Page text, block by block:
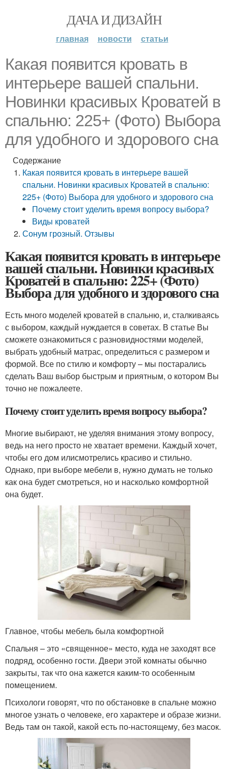
ДАЧА И ДИЗАЙН
главная новости статьи
Какая появится кровать в
интерьере вашей спальни.
Новинки красивых Кроватей в
спальню: 225+ (Фото) Выбора
для удобного и здорового сна
Содержание
Какая появится кровать в интерьере вашей
спальни. Новинки красивых Кроватей в спальню:
225+ (Фото) Выбора для удобного и здорового сна
Почему стоит уделить время вопросу выбора?
Виды кроватей
Сонум грозный. Отзывы
Какая появится кровать в интерьере
вашей спальни. Новинки красивых
Кроватей в спальню: 225+ (Фото)
Выбора для удобного и здорового сна
Есть много моделей кроватей в спальню, и, сталкиваясь
с выбором, каждый нуждается в советах. В статье Вы
сможете ознакомиться с разновидностями моделей,
выбрать удобный матрас, определиться с размером и
формой. Все по стилю и комфорту – мы постарались
сделать Ваш выбор быстрым и приятным, о котором Вы
точно не пожалеете.
Почему стоит уделить время вопросу выбора?
Многие выбирают, не уделяя внимания этому вопросу,
ведь на него просто не хватает времени. Каждый хочет,
чтобы его дом илисмотрелись красиво и стильно.
Однако, при выборе мебели в, нужно думать не только
как она будет смотреться, но и насколько комфортной
она будет.
Главное, чтобы мебель была комфортной
Спальня – это «священное» место, куда не заходят все
подряд, особенно гости. Двери этой комнаты обычно
закрыты, так что она кажется каким-то особенным
помещением.
Психологи говорят, что по обстановке в спальне можно
многое узнать о человеке, его характере и образе жизни.
Ведь там он такой, какой есть по-настоящему, без масок.